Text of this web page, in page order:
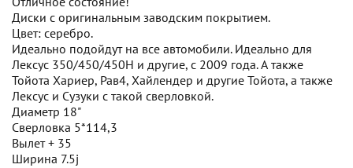
Диски с оригинальным заводским покрытием.
Цвет: серебро.
Идеально подойдут на все автомобили. Идеально для
Лексус 350/450/450H и другие, с 2009 года. А также
Тойота Хариер, Рав4, Хайлендер и другие Тойота, а также
Лексус и Сузуки с такой сверловкой.
Диаметр 18"
Сверловка 5*114,3
Вылет + 35
Ширина 7.5j